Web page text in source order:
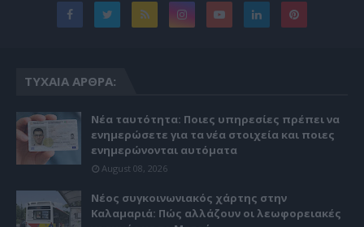
ΤΥΧΑΊΑ ΆΡΘΡΑ:
Νέα ταυτότητα: Ποιες υπηρεσίες πρέπει να
ενημερώσετε για τα νέα στοιχεία και ποιες
ενημερώνονται αυτόματα
August 08, 2026
Νέος συγκοινωνιακός χάρτης στην
Καλαμαριά: Πώς αλλάζουν οι λεωφορειακές